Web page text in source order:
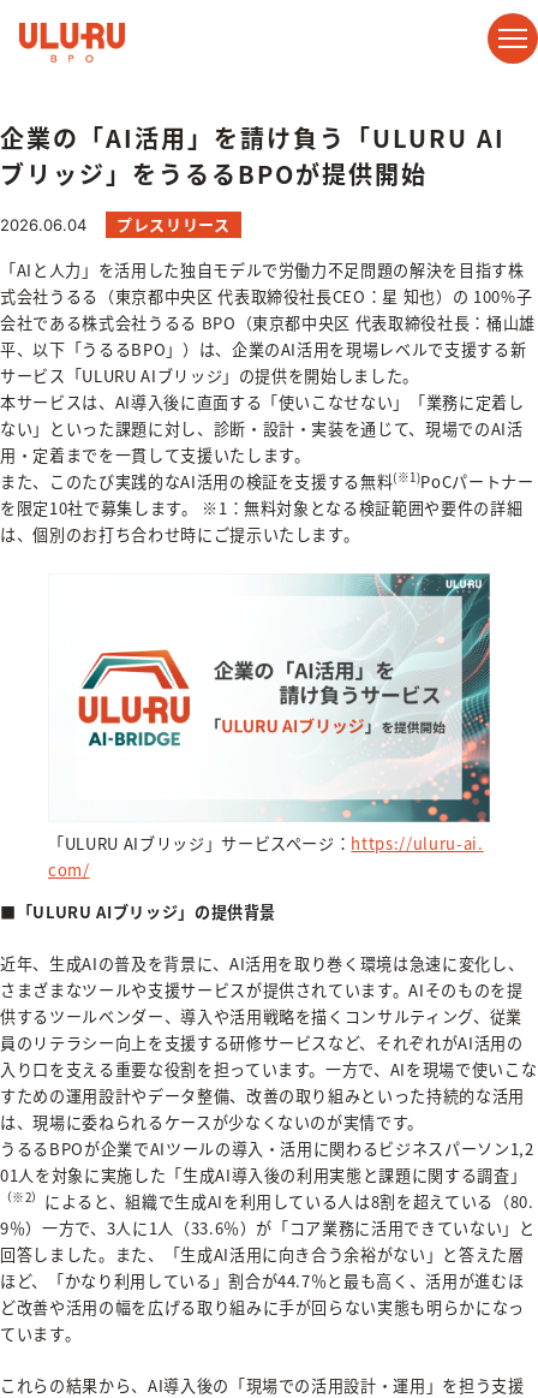
企業の「AI活用」を請け負う「ULURU AI
ブリッジ」をうるるBPOが提供開始
2026.06.04
プレスリリース
「AIと人力」を活用した独自モデルで労働力不足問題の解決を目指す株
式会社うるる（東京都中央区 代表取締役社長CEO：星 知也）の 100%子
会社である株式会社うるる BPO（東京都中央区 代表取締役社長：桶山雄
平、以下「うるるBPO」）は、企業のAI活用を現場レベルで支援する新
サービス「ULURU AIブリッジ」の提供を開始しました。
本サービスは、AI導入後に直面する「使いこなせない」「業務に定着し
ない」といった課題に対し、診断・設計・実装を通じて、現場でのAI活
用・定着までを一貫して支援いたします。
また、このたび実践的なAI活用の検証を支援する無料(※1)PoCパートナー
を限定10社で募集します。 ※1：無料対象となる検証範囲や要件の詳細
は、個別のお打ち合わせ時にご提示いたします。
「ULURU AIブリッジ」サービスページ： https://uluru-ai.
com/
■「ULURU AIブリッジ」の提供背景
近年、生成AIの普及を背景に、AI活用を取り巻く環境は急速に変化し、
さまざまなツールや支援サービスが提供されています。AIそのものを提
供するツールベンダー、導入や活用戦略を描くコンサルティング、従業
員のリテラシー向上を支援する研修サービスなど、それぞれがAI活用の
入り口を支える重要な役割を担っています。一方で、AIを現場で使いこな
すための運用設計やデータ整備、改善の取り組みといった持続的な活用
は、現場に委ねられるケースが少なくないのが実情です。
うるるBPOが企業でAIツールの導入・活用に関わるビジネスパーソン1,2
01人を対象に実施した「生成AI導入後の利用実態と課題に関する調査」
（※2） によると、組織で生成AIを利用している人は8割を超えている（80.
9％）一方で、3人に1人（33.6％）が「コア業務に活用できていない」と
回答しました。また、「生成AI活用に向き合う余裕がない」と答えた層
ほど、「かなり利用している」割合が44.7％と最も高く、活用が進むほ
ど改善や活用の幅を広げる取り組みに手が回らない実態も明らかになっ
ています。
これらの結果から、AI導入後の「現場での活用設計・運用」を担う支援